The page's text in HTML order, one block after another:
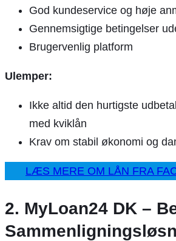
God kundeservice og høje
Gennemsigtige betingelser
Brugervenlig platform
Ulemper:
Ikke altid den hurtigste
med kviklån
Krav om stabil økonomi og
LÆS MERE OM LÅN FRA
2. MyLoan24 DK –